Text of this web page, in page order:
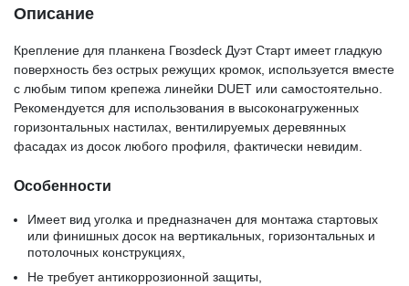
Описание
Крепление для планкена Гвозdeck Дуэт Старт имеет гладкую
поверхность без острых режущих кромок, используется вместе
с любым типом крепежа линейки DUET или самостоятельно.
Рекомендуется для использования в высоконагруженных
горизонтальных настилах, вентилируемых деревянных
фасадах из досок любого профиля, фактически невидим.
Особенности
Имеет вид уголка и предназначен для монтажа стартовых
или финишных досок на вертикальных, горизонтальных и
потолочных конструкциях,
Не требует антикоррозионной защиты,